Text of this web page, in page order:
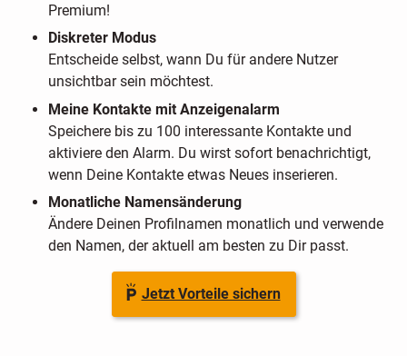
Premium!
Diskreter Modus
Entscheide selbst, wann Du für andere Nutzer
unsichtbar sein möchtest.
Meine Kontakte mit Anzeigenalarm
Speichere bis zu 100 interessante Kontakte und
aktiviere den Alarm. Du wirst sofort benachrichtigt,
wenn Deine Kontakte etwas Neues inserieren.
Monatliche Namensänderung
Ändere Deinen Profilnamen monatlich und verwende
den Namen, der aktuell am besten zu Dir passt.
Jetzt Vorteile sichern